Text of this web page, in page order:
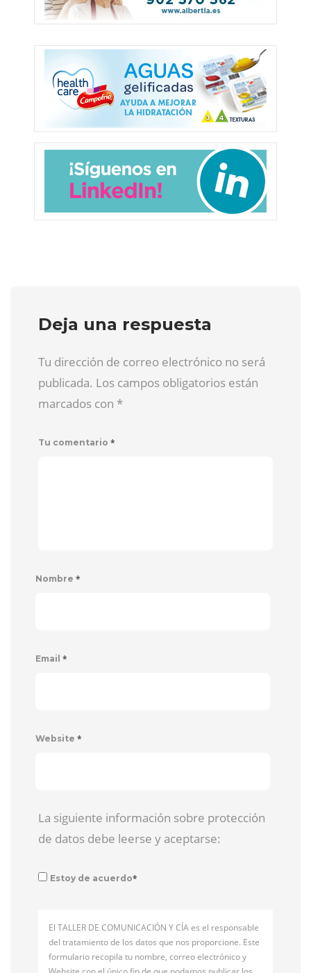
Deja una respuesta
Tu dirección de correo electrónico no será
publicada. Los campos obligatorios están
marcados con *
Tu comentario *
Nombre *
Email *
Website *
La siguiente información sobre protección
de datos debe leerse y aceptarse:
Estoy de acuerdo*
El TALLER DE COMUNICACIÓN Y CÍA es el responsable
del tratamiento de los datos que nos proporcione. Este
formulario recopila tu nombre, correo electrónico y